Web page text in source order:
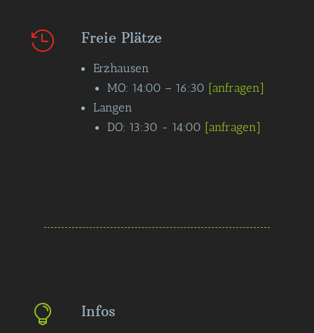
 Freie Plätze
Erzhausen
MO: 14:00 – 16:30 [anfragen]
Langen
DO: 13:30 - 14:00 [anfragen]
 Infos